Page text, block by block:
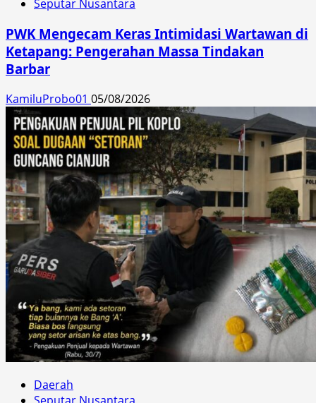
Seputar Nusantara
PWK Mengecam Keras Intimidasi Wartawan di
Ketapang: Pengerahan Massa Tindakan
Barbar
KamiluProbo01 05/08/2026
Daerah
Seputar Nusantara